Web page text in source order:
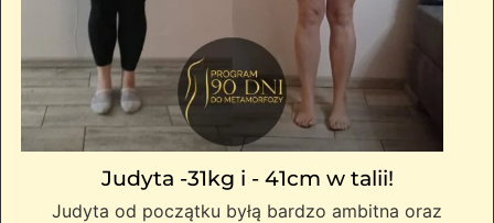
Judyta -31kg i - 41cm w talii!
Judyta od początku byłą bardzo ambitna oraz